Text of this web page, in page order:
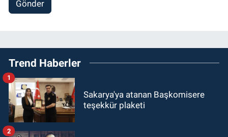
Gönder
Trend Haberler
Sakarya'ya atanan Başkomisere
teşekkür plaketi
1
2